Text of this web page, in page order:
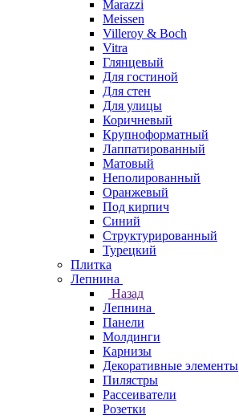
Marazzi
Meissen
Villeroy & Boch
Vitra
Глянцевый
Для гостиной
Для стен
Для улицы
Коричневый
Крупноформатный
Лаппатированный
Матовый
Неполированный
Оранжевый
Под кирпич
Синий
Структурированный
Турецкий
Плитка
Лепнина
Назад
Лепнина
Панели
Молдинги
Карнизы
Декоративные элементы
Пилястры
Рассеиватели
Розетки